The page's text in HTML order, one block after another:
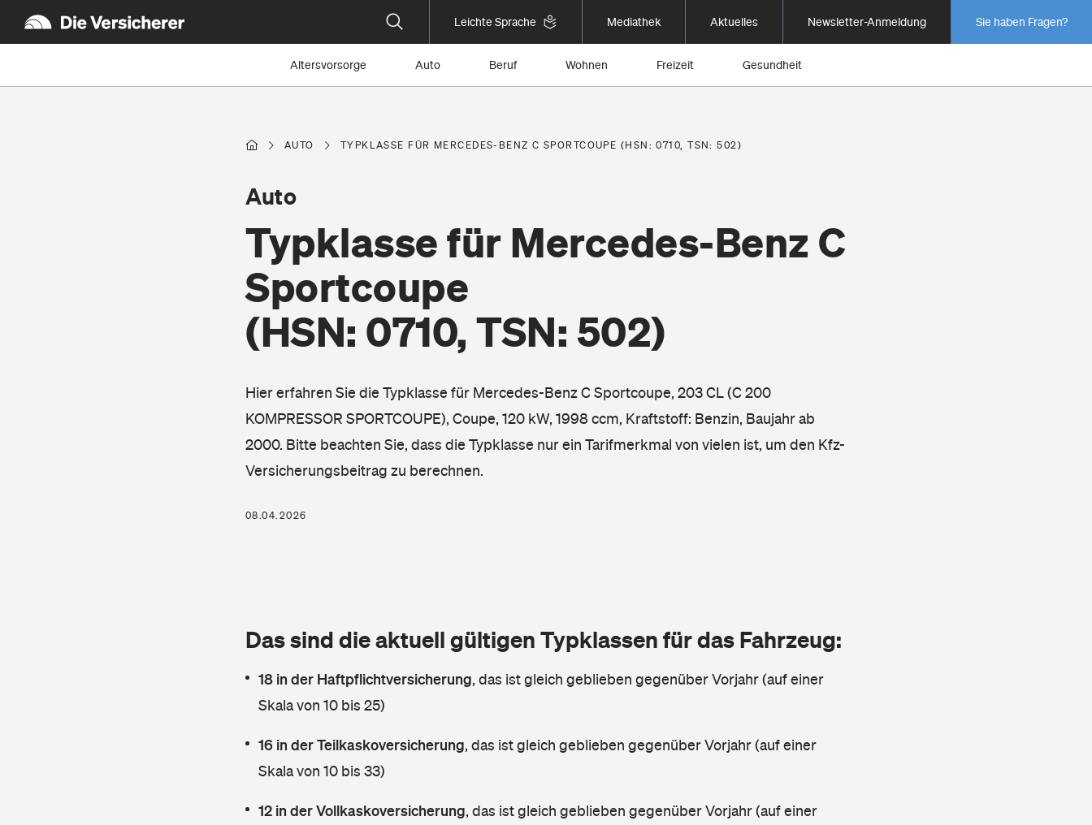
Leichte Sprache Mediathek Aktuelles Newsletter-Anmeldung Sie haben Fragen?
Altersvorsorge Auto Beruf Wohnen Freizeit Gesundheit
AUTO TYPKLASSE FÜR MERCEDES-BENZ C SPORTCOUPE (HSN: 0710, TSN: 502)
Typklasse für Mercedes-Benz C
Sportcoupe
(HSN: 0710, TSN: 502)
Auto
Hier erfahren Sie die Typklasse für Mercedes-Benz C Sportcoupe, 203 CL (C 200
KOMPRESSOR SPORTCOUPE), Coupe, 120 kW, 1998 ccm, Kraftstoff: Benzin, Baujahr ab
2000. Bitte beachten Sie, dass die Typklasse nur ein Tarifmerkmal von vielen ist, um den Kfz-
Versicherungsbeitrag zu berechnen.
08.04.2026
Das sind die aktuell gültigen Typklassen für das Fahrzeug:
18 in der Haftpflichtversicherung, das ist gleich geblieben gegenüber Vorjahr (auf einer
Skala von 10 bis 25)
16 in der Teilkaskoversicherung, das ist gleich geblieben gegenüber Vorjahr (auf einer
Skala von 10 bis 33)
12 in der Vollkaskoversicherung, das ist gleich geblieben gegenüber Vorjahr (auf einer